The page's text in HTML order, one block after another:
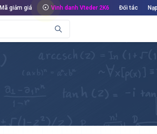
Mã giảm giá Vinh danh Vteder 2K6 Đối tác